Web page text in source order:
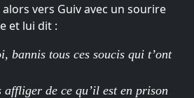
vers Guiv avec un sourire
et lui dit :
bannis tous ces soucis qui t’ont
affliger de ce qu’il est en prison